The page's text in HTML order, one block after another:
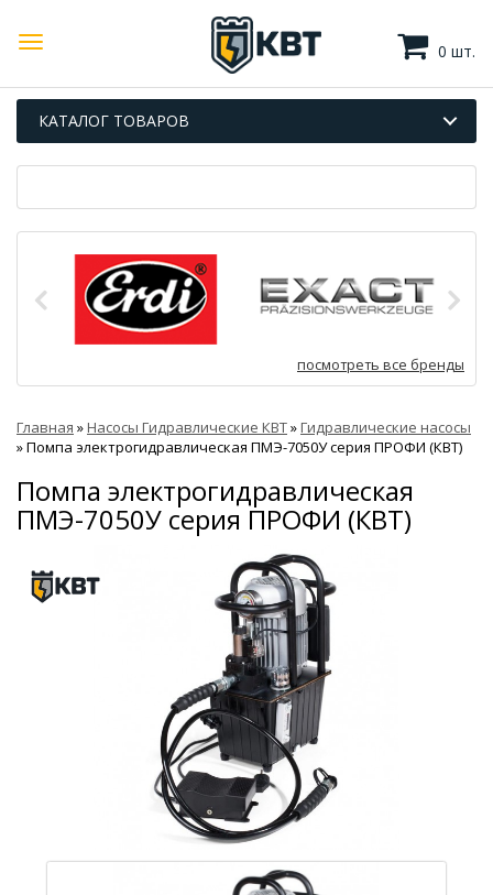
0 шт.
КАТАЛОГ ТОВАРОВ
посмотреть все бренды
Главная »Насосы Гидравлические КВТ»Гидравлические насосы
»Помпа электрогидравлическая ПМЭ-7050У серия ПРОФИ (КВТ)
Помпа электрогидравлическая
ПМЭ-7050У серия ПРОФИ (КВТ)